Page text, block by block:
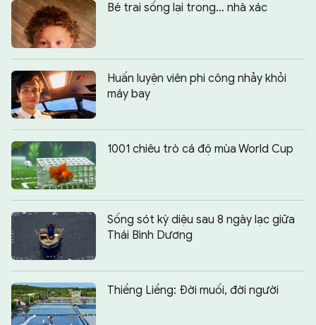
Bé trai sống lại trong… nhà xác
Huấn luyện viên phi công nhảy khỏi
máy bay
1001 chiêu trò cá độ mùa World Cup
Sống sót kỳ diệu sau 8 ngày lạc giữa
Thái Bình Dương
Thiềng Liềng: Đời muối, đời người